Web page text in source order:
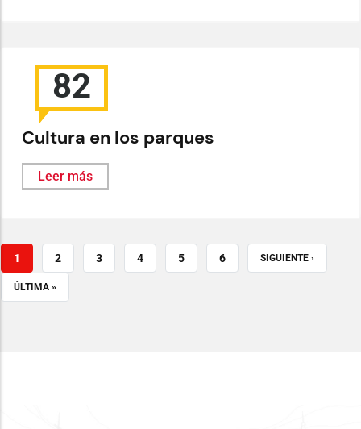
82
Cultura en los parques
Leer más
PÁGINA
ACTUAL
1 PAGE
2 PAGE
3 PAGE
4 PAGE
5 PAGE
6 SIGUIENTE
SIGUIENTE ›
ÚLTIMA
ÚLTIMA »